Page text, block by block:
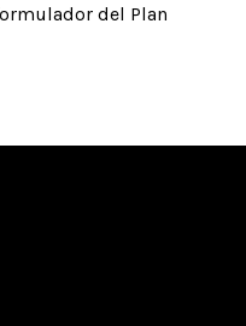
del Plan